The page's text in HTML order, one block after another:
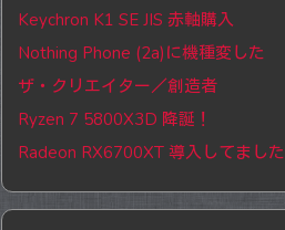
Keychron K1 SE JIS 赤軸購入
Nothing Phone (2a)に機種変した
ザ・クリエイター／創造者
Ryzen 7 5800X3D 降誕！
Radeon RX6700XT 導入してました